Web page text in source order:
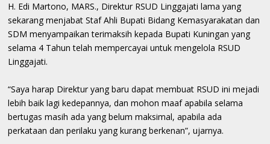
H. Edi Martono, MARS., Direktur RSUD Linggajati lama yang
sekarang menjabat Staf Ahli Bupati Bidang Kemasyarakatan dan
SDM menyampaikan terimaksih kepada Bupati Kuningan yang
selama 4 Tahun telah mempercayai untuk mengelola RSUD
Linggajati.
“Saya harap Direktur yang baru dapat membuat RSUD ini mejadi
lebih baik lagi kedepannya, dan mohon maaf apabila selama
bertugas masih ada yang belum maksimal, apabila ada
perkataan dan perilaku yang kurang berkenan”, ujarnya.